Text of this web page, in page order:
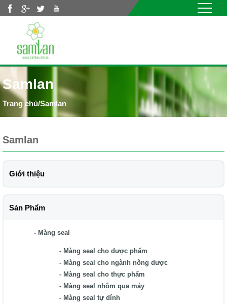
Nhảy đến nội dung
Samlan
/Samlan
Samlan
Giới thiệu
Sản Phẩm
Màng seal
Màng seal cho dược phẩm
Màng seal cho ngành nông dược
Màng seal cho thực phẩm
Màng seal nhôm qua máy
Màng seal tự dính